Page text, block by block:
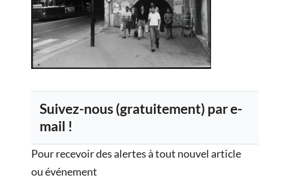
Suivez-nous (gratuitement) par e-
mail !
Pour recevoir des alertes à tout nouvel article
ou événement